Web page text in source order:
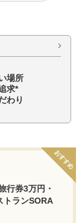
場所
求*
わり
おすすめ
行券3万円・
トランSORA